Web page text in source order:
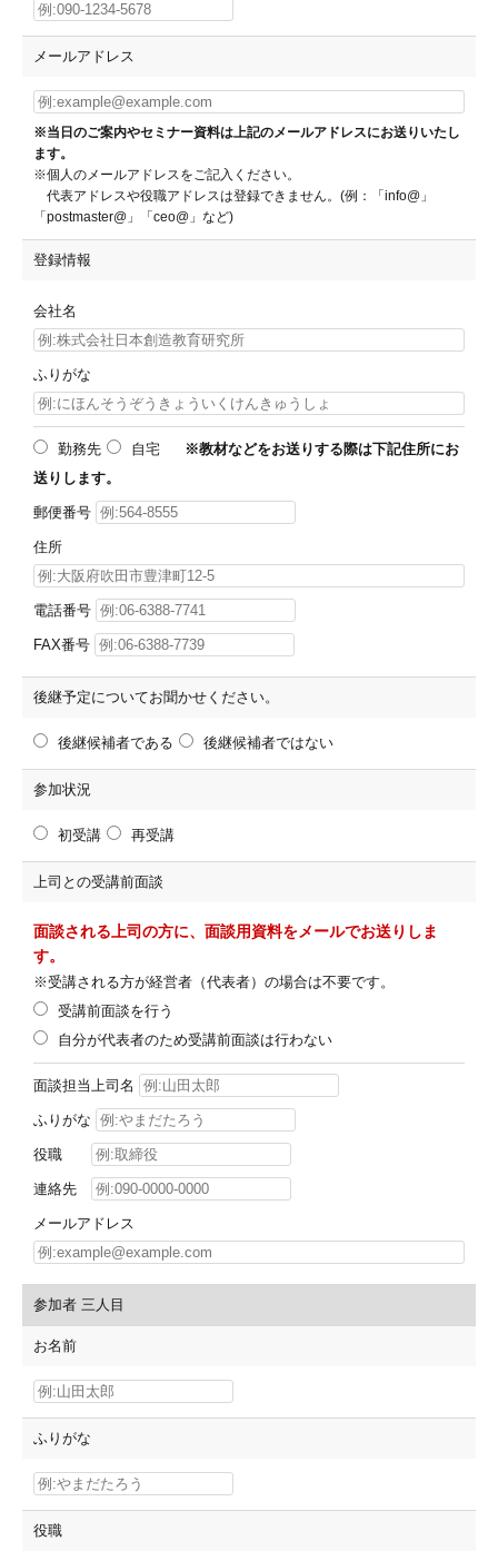
メールアドレス
※当日のご案内やセミナー資料は上記のメールアドレスにお送りいたし
ます。
※個人のメールアドレスをご記入ください。
代表アドレスや役職アドレスは登録できません。(例：「info@」
「postmaster@」「ceo@」など)
登録情報
会社名
ふりがな
勤務先 自宅
※教材などをお送りする際は下記住所にお
送りします。
郵便番号
住所
電話番号
FAX番号
後継予定についてお聞かせください。
後継候補者である 後継候補者ではない
参加状況
初受講 再受講
上司との受講前面談
面談される上司の方に、面談用資料をメールでお送りしま
す。
※受講される方が経営者（代表者）の場合は不要です。
受講前面談を行う
自分が代表者のため受講前面談は行わない
面談担当上司名
ふりがな
役職
連絡先
メールアドレス
参加者 三人目
お名前
ふりがな
役職